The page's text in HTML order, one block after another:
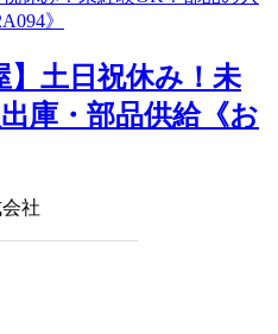
】土日祝休み！未
庫・部品供給《お
社